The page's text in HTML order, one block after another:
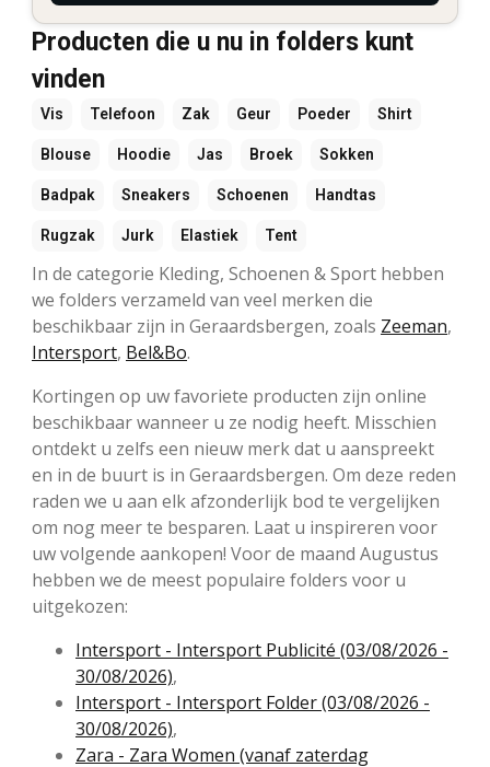
Producten die u nu in folders kunt
vinden
Vis Telefoon Zak Geur Poeder Shirt
Blouse Hoodie Jas Broek Sokken
Badpak Sneakers Schoenen Handtas
Rugzak Jurk Elastiek Tent
In de categorie Kleding, Schoenen & Sport hebben
we folders verzameld van veel merken die
beschikbaar zijn in Geraardsbergen, zoals Zeeman,
Intersport, Bel&Bo.
Kortingen op uw favoriete producten zijn online
beschikbaar wanneer u ze nodig heeft. Misschien
ontdekt u zelfs een nieuw merk dat u aanspreekt
en in de buurt is in Geraardsbergen. Om deze reden
raden we u aan elk afzonderlijk bod te vergelijken
om nog meer te besparen. Laat u inspireren voor
uw volgende aankopen! Voor de maand Augustus
hebben we de meest populaire folders voor u
uitgekozen:
Intersport - Intersport Publicité (03/08/2026 -
30/08/2026),
Intersport - Intersport Folder (03/08/2026 -
30/08/2026),
Zara - Zara Women (vanaf zaterdag